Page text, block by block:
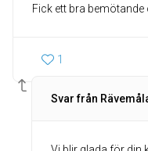
Fick ett bra
1
Svar från